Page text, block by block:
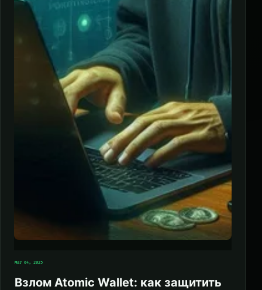
Mar 04, 2025
Взлом Atomic Wallet: как защитить